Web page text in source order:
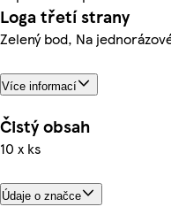
Loga třetí strany
Zelený bod, Na
Více informací
Čistý obsah
10 x ks
Údaje o značce